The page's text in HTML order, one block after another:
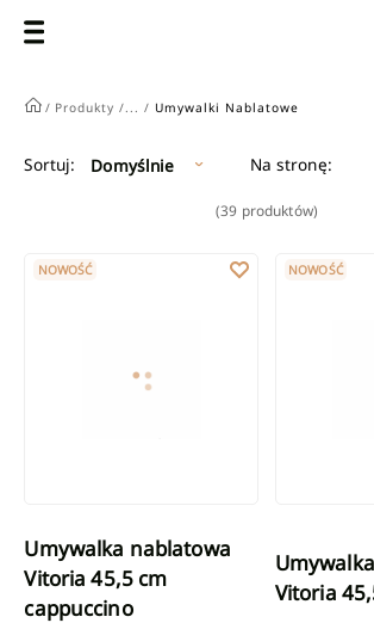
/ Produkty / ... / Umywalki Nablatowe
Sortuj: Domyślnie Na stronę:
(39 produktów)
Umywalka nablatowa Vitoria 45,5 cm
NOWOŚĆ
Umywalka nablatowa
Vitoria 45,5 cm
cappuccino
Umywalka
NOWOŚĆ
Umywalka nablatowa
Vitoria